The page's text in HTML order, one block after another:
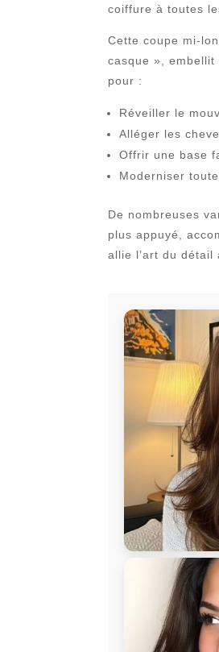
coiffure à toutes
Cette coupe mi-
casque »,
pour :
Réveiller le
Alléger les
Offrir une base
Moderniser
De nombreuses
plus appuyé,
allie l’art du détail